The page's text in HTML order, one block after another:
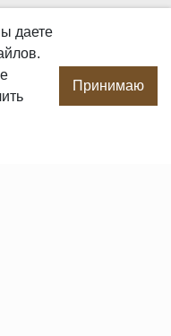
даете
Принимаю